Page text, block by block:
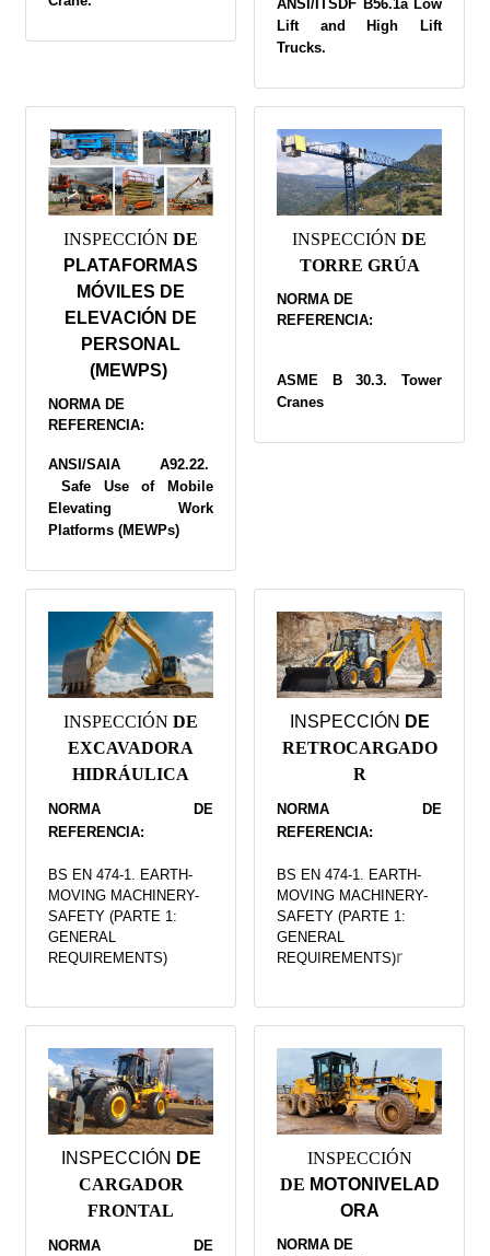
ANSI/ITSDF B56.1a Low
Lift and High Lift
Trucks.
INSPECCIÓN DE
PLATAFORMAS
MÓVILES DE
ELEVACIÓN DE
PERSONAL
(MEWPS)
NORMA DE
REFERENCIA:
ANSI/SAIA A92.22.
Safe Use of Mobile
Elevating Work
Platforms (MEWPs)
INSPECCIÓN DE
TORRE GRÚA
NORMA DE
REFERENCIA:
ASME B 30.3. Tower
Cranes
INSPECCIÓN DE
EXCAVADORA
HIDRÁULICA
NORMA DE
REFERENCIA:
BS EN 474-1. EARTH-
MOVING MACHINERY-
SAFETY (PARTE 1:
GENERAL
REQUIREMENTS)
INSPECCIÓN DE
RETROCARGADO
R
NORMA DE
REFERENCIA:
BS EN 474-1. EARTH-
MOVING MACHINERY-
SAFETY (PARTE 1:
GENERAL
REQUIREMENTS)r
INSPECCIÓN DE
CARGADOR
FRONTAL
NORMA DE
INSPECCIÓN
DE MOTONIVELAD
ORA
NORMA DE